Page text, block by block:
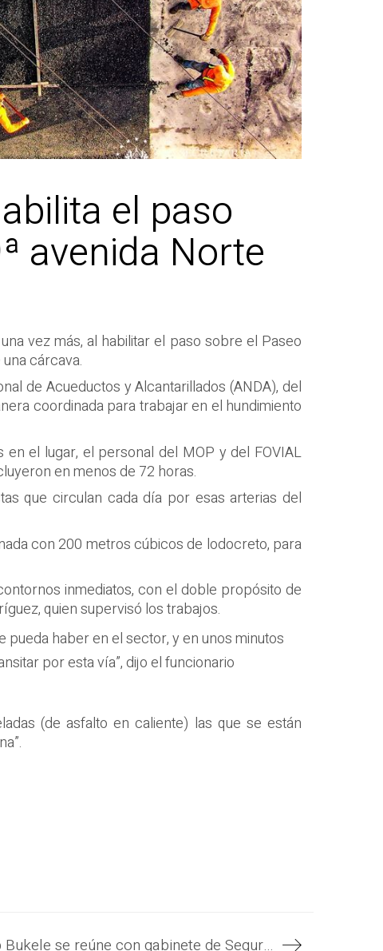
el paso
avenida Norte
vez más, al habilitar el paso sobre el Paseo
cárcava.
de Acueductos y Alcantarillados (ANDA), del
coordinada para trabajar en el hundimiento
el lugar, el personal del MOP y del FOVIAL
en menos de 72 horas.
que circulan cada día por esas arterias del
con 200 metros cúbicos de lodocreto, para
inmediatos, con el doble propósito de
quien supervisó los trabajos.
haber en el sector, y en unos minutos
por esta vía”, dijo el funcionario
(de asfalto en caliente) las que se están
Presidente Nayib Bukele se reúne con gabinete de Seguridad y procuradora para la Defensa de los Derechos Humanos